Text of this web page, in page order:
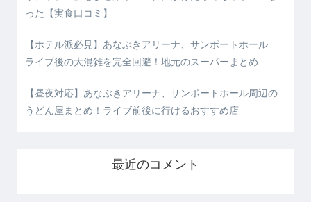
った【実食口コミ】
【ホテル派必見】あなぶきアリーナ、サンポートホール
ライブ後の大混雑を完全回避！地元のスーパーまとめ
【昼夜対応】あなぶきアリーナ、サンポートホール周辺の
うどん屋まとめ！ライブ前後に行けるおすすめ店
最近のコメント